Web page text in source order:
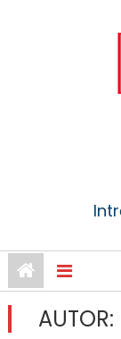
AUTOR: